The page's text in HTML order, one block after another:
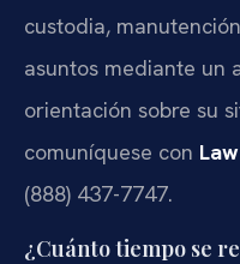
custodia,
asuntos mediante un
orientación sobre su
comuníquese con
(888) 437-7747.
¿Cuánto tiempo se